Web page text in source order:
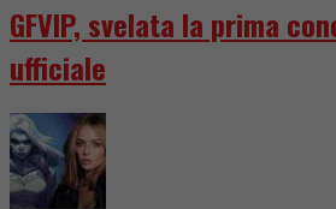
GFVIP, svelata la prima
ufficiale